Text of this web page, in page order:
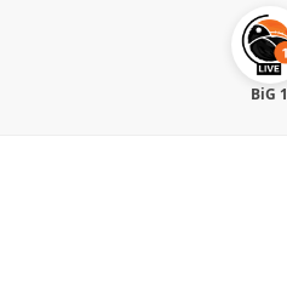
BiG 1